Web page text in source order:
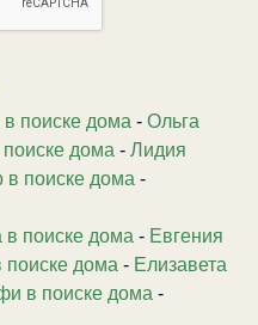
поиске дома - Ольга
дома - Лидия
в поиске дома -
в поиске дома - Евгения
поиске дома - Елизавета
в поиске дома -